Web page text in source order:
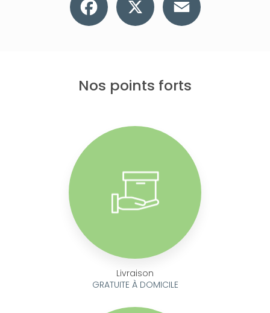
Nos points forts
Livraison
GRATUITE À DOMICILE